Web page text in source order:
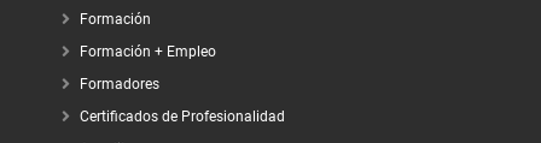
Formación
Formación + Empleo
Formadores
Certificados de Profesionalidad